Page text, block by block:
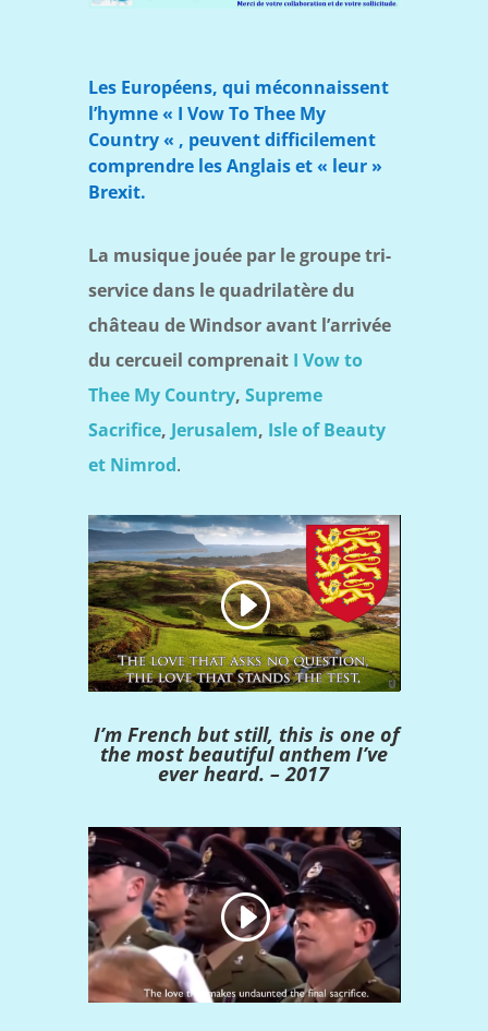
Les Européens, qui méconnaissent
l’hymne « I Vow To Thee My
Country« , peuvent difficilement
comprendre les Anglais et « leur »
Brexit.
La musique jouée par le groupe tri-
service dans le quadrilatère du
château de Windsor avant l’arrivée
du cercueil comprenait I Vow to
Thee My Country, Supreme
Sacrifice, Jerusalem, Isle of Beauty
et Nimrod.
I’m French but still, this is one of
the most beautiful anthem I’ve
ever heard. – 2017